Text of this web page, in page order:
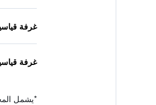
غرفة
غرفة
*يشمل